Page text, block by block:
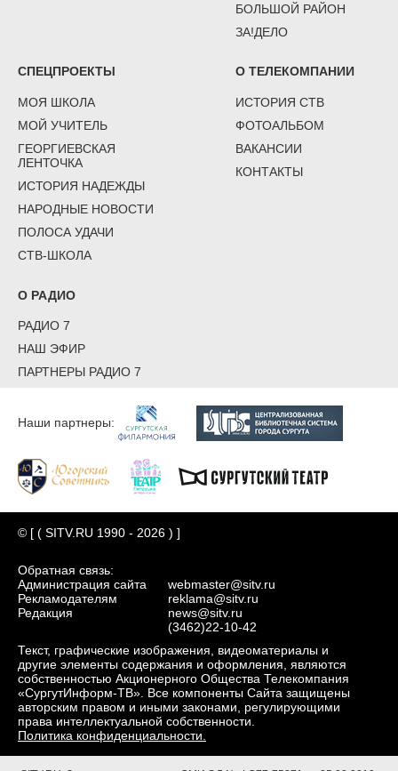
БОЛЬШОЙ РАЙОН
ЗА!ДЕЛО
СПЕЦПРОЕКТЫ
МОЯ ШКОЛА
МОЙ УЧИТЕЛЬ
ГЕОРГИЕВСКАЯ
ЛЕНТОЧКА
ИСТОРИЯ НАДЕЖДЫ
НАРОДНЫЕ НОВОСТИ
ПОЛОСА УДАЧИ
СТВ-ШКОЛА
О ТЕЛЕКОМПАНИИ
ИСТОРИЯ СТВ
ФОТОАЛЬБОМ
ВАКАНСИИ
КОНТАКТЫ
О РАДИО
РАДИО 7
НАШ ЭФИР
ПАРТНЕРЫ РАДИО 7
Наши партнеры:
© [ ( SITV.RU 1990 - 2026 ) ]
Обратная связь:
Администрация сайта
Рекламодателям
Редакция
webmaster@sitv.ru
reklama@sitv.ru
news@sitv.ru
(3462)22-10-42
Текст, графические изображения, видеоматериалы и
другие элементы содержания и оформления, являются
собственностью Акционерного Общества Телекомпания
«СургутИнформ-ТВ». Все компоненты Сайта защищены
авторским правом и иными законами, регулирующими
права интеллектуальной собственности.
Политика конфиденциальности.